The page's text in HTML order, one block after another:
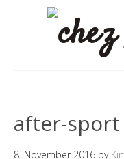
after-
8. November 2016 by